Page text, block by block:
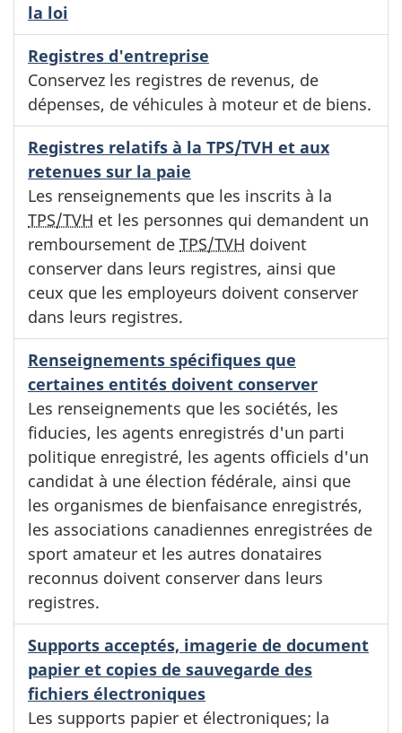
la loi
Registres d'entreprise
Conservez les registres de revenus, de
dépenses, de véhicules à moteur et de biens.
Registres relatifs à la TPS/TVH et aux
retenues sur la paie
Les renseignements que les inscrits à la
TPS/TVH et les personnes qui demandent un
remboursement de TPS/TVH doivent
conserver dans leurs registres, ainsi que
ceux que les employeurs doivent conserver
dans leurs registres.
Renseignements spécifiques que
certaines entités doivent conserver
Les renseignements que les sociétés, les
fiducies, les agents enregistrés d'un parti
politique enregistré, les agents officiels d'un
candidat à une élection fédérale, ainsi que
les organismes de bienfaisance enregistrés,
les associations canadiennes enregistrées de
sport amateur et les autres donataires
reconnus doivent conserver dans leurs
registres.
Supports acceptés, imagerie de document
papier et copies de sauvegarde des
fichiers électroniques
Les supports papier et électroniques; la